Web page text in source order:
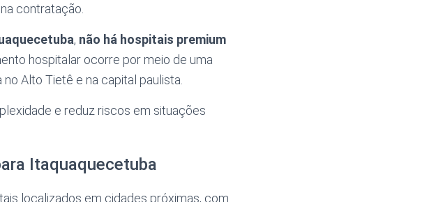
contratação.
, não há hospitais premium
hospitalar ocorre por meio de uma
Alto Tietê e na capital paulista.
e reduz riscos em situações
Itaquaquecetuba
localizados em cidades próximas, com